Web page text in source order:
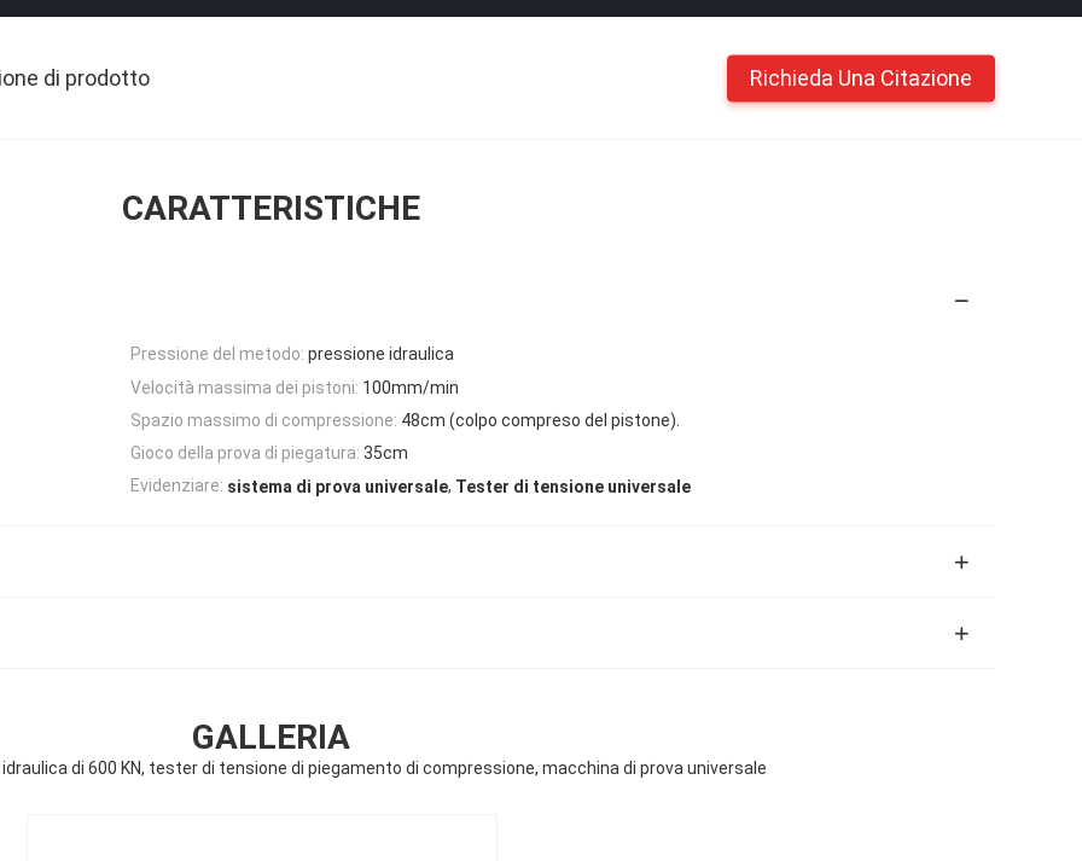
di prodotto Richieda Una Citazione
CARATTERISTICHE
Pressione del metodo: pressione idraulica
Velocità massima dei pistoni: 100mm/min
Spazio massimo di compressione: 48cm (colpo compreso del pistone).
Gioco della prova di piegatura: 35cm
Evidenziare: sistema di prova universale, Tester di tensione universale
GALLERIA
di 600 KN, tester di tensione di piegamento di compressione, macchina di prova universale